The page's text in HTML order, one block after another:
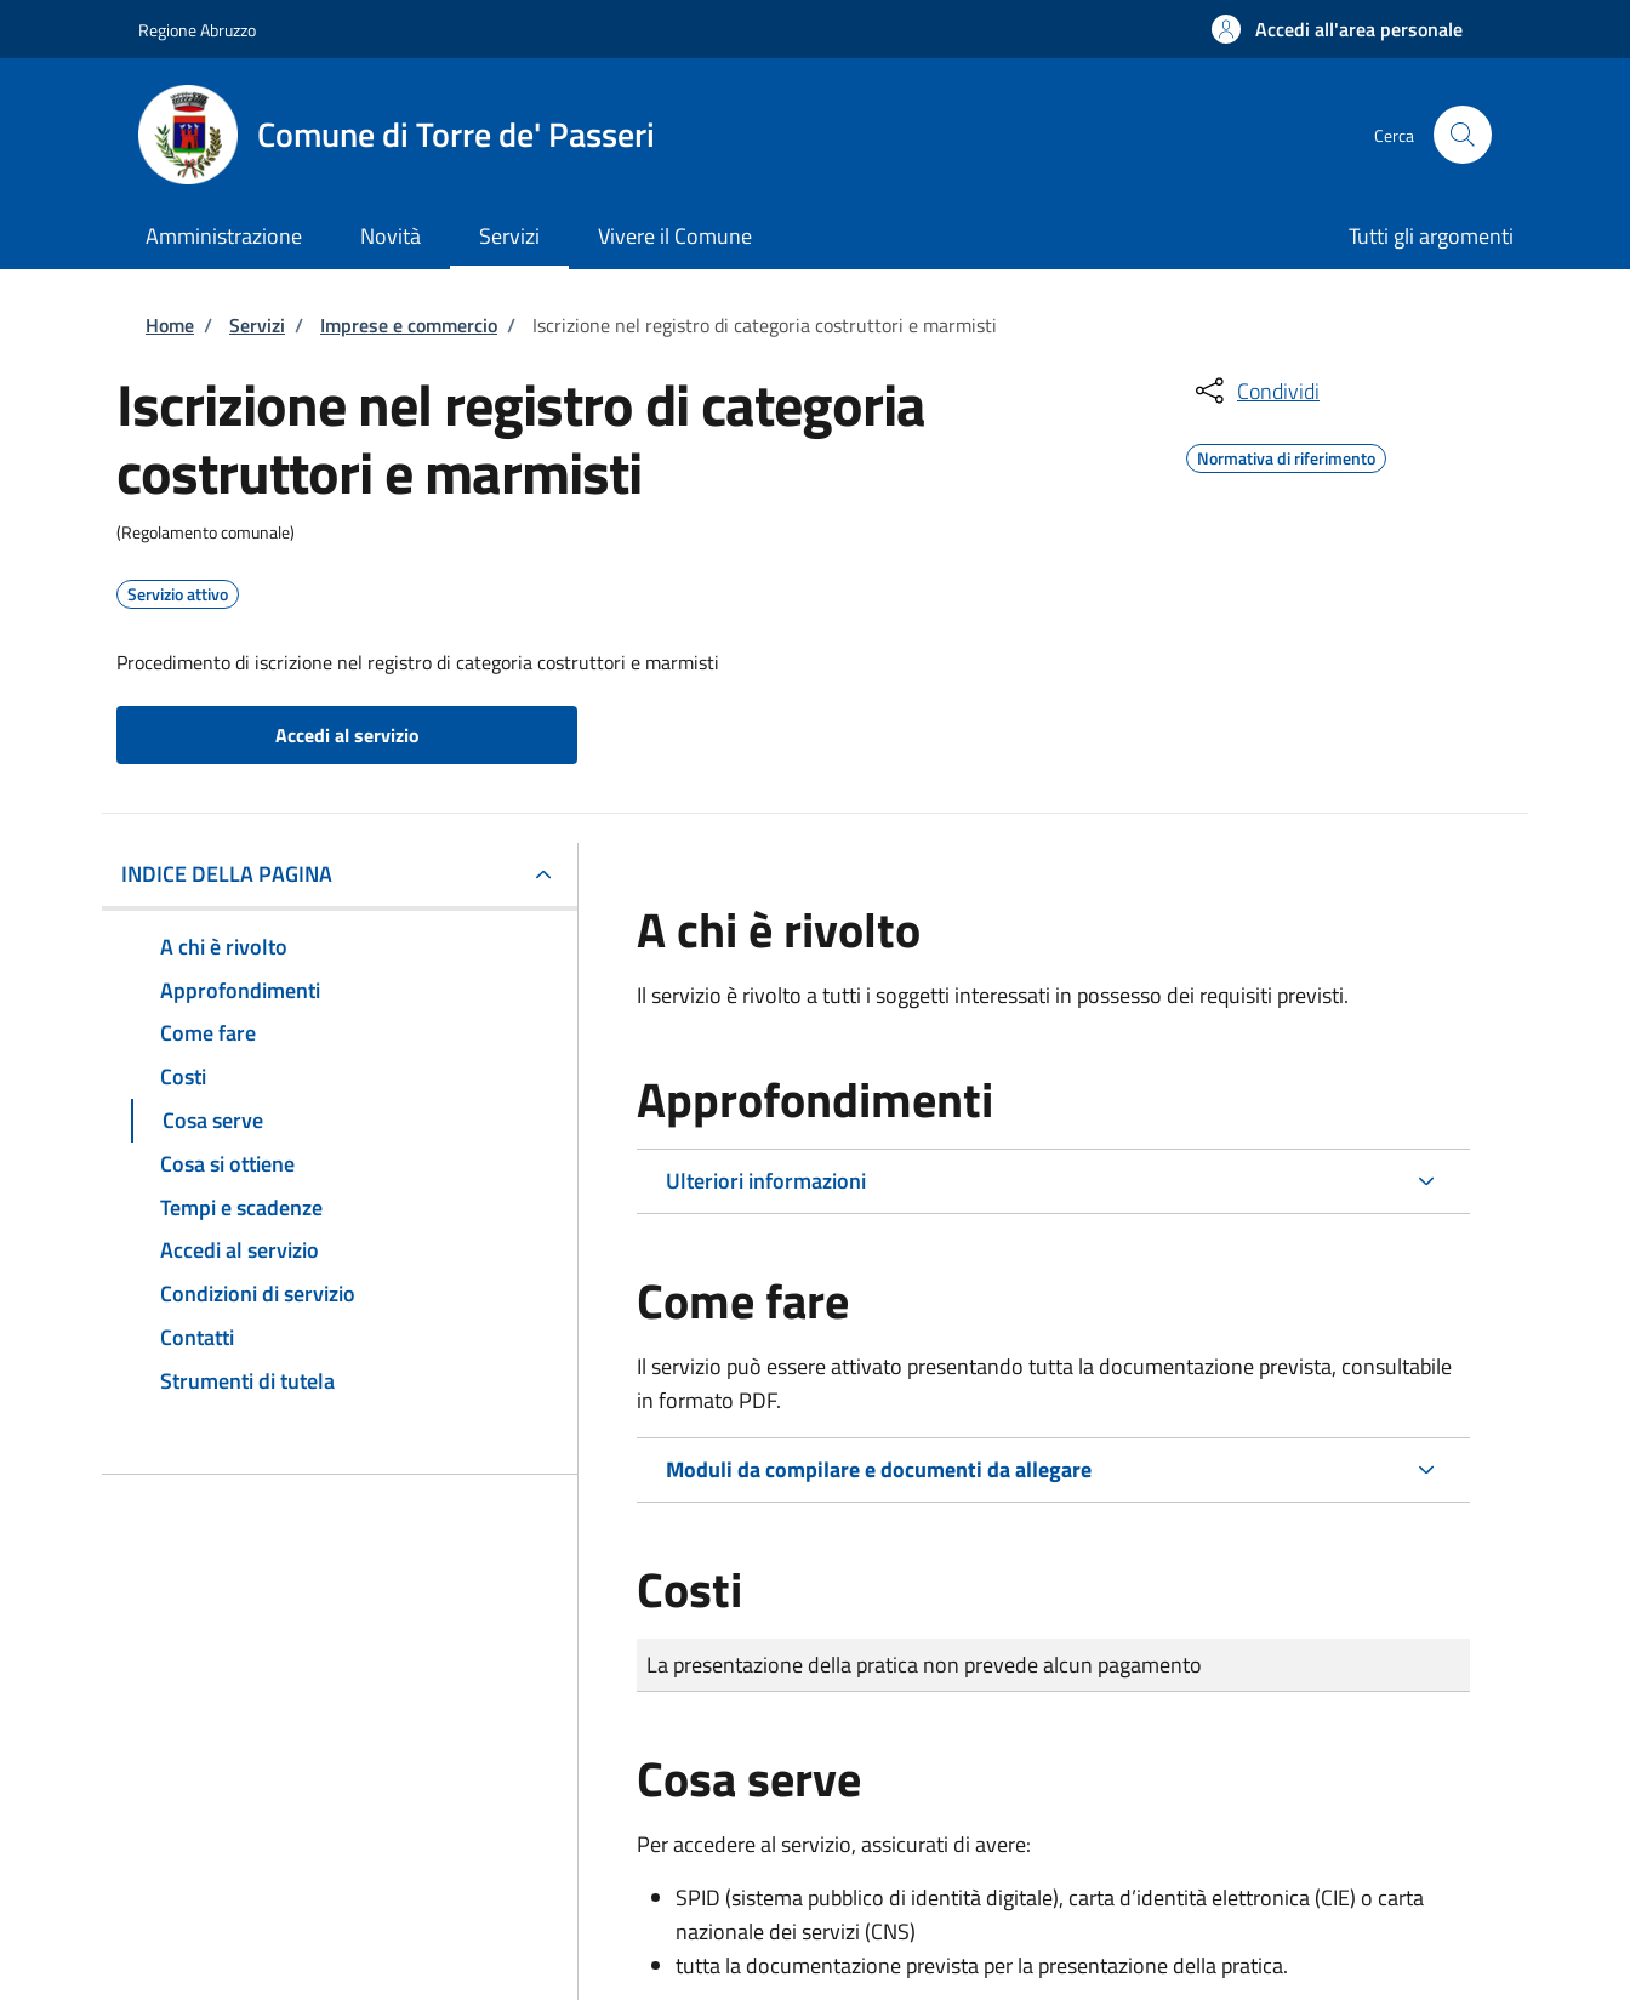
Regione Abruzzo Accedi all'area personale
Comune di Torre de' Passeri Cerca
Amministrazione Novità Servizi Vivere il Comune Tutti gli argomenti
Briciole di pane
Home / Servizi / Imprese e commercio / Iscrizione nel registro di categoria costruttori e marmisti
Iscrizione nel registro di categoria
costruttori e marmisti
(Regolamento comunale)
Servizio attivo
Procedimento di iscrizione nel registro di categoria costruttori e marmisti
Accedi al servizio
Condividi
Normativa di riferimento
INDICE DELLA PAGINA
A chi è rivolto
Approfondimenti
Come fare
Costi
Cosa serve
Cosa si ottiene
Tempi e scadenze
Accedi al servizio
Condizioni di servizio
Contatti
Strumenti di tutela
A chi è rivolto
Il servizio è rivolto a tutti i soggetti interessati in possesso dei requisiti previsti.
Approfondimenti
Ulteriori informazioni
Come fare
Il servizio può essere attivato presentando tutta la documentazione prevista, consultabile
in formato PDF.
Moduli da compilare e documenti da allegare
Costi
Tipo di pagamento
Importo
La presentazione della pratica non prevede alcun pagamento
Cosa serve
Per accedere al servizio, assicurati di avere:
SPID (sistema pubblico di identità digitale), carta d’identità elettronica (CIE) o carta
nazionale dei servizi (CNS)
tutta la documentazione prevista per la presentazione della pratica.